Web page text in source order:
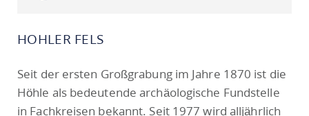
HOHLER FELS
Seit der ersten Großgrabung im Jahre 1870 ist die
Höhle als bedeutende archäologische Fundstelle
in Fachkreisen bekannt. Seit 1977 wird alljährlich